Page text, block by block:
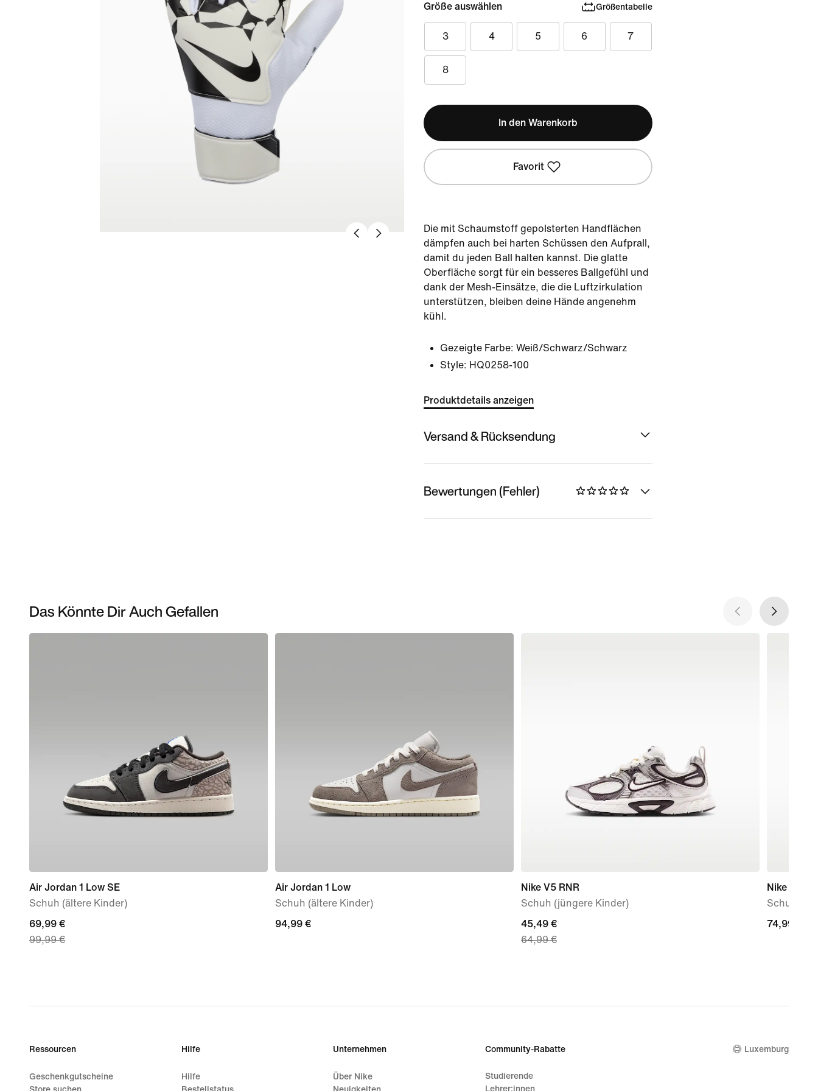
Größe auswählen Größentabelle
3 4 5 6 7
8
In den Warenkorb
Favorit
Die mit Schaumstoff gepolsterten Handflächen
dämpfen auch bei harten Schüssen den Aufprall,
damit du jeden Ball halten kannst. Die glatte
Oberfläche sorgt für ein besseres Ballgefühl und
dank der Mesh-Einsätze, die die Luftzirkulation
unterstützen, bleiben deine Hände angenehm
kühl.
Gezeigte Farbe: Weiß/Schwarz/Schwarz
Style: HQ0258-100
Produktdetails anzeigen
Versand & Rücksendung
Bewertungen (Fehler)
Das Könnte Dir Auch Gefallen
Air Jordan 1 Low SE
Schuh (ältere Kinder)
current
price
99,99 €
69,99 €
99,99 €
Air Jordan 1 Low
Schuh (ältere Kinder)
94,99 €
94,99 €
Nike V5 RNR
Schuh (jüngere Kinder)
current
price
64,99 €
45,49 €
64,99 €
Nike V5
Schuh
74,99 €
74,99 €
Ressourcen
Geschenkgutscheine
Store suchen
Hilfe
Hilfe
Bestellstatus
Unternehmen
Über Nike
Neuigkeiten
Community-Rabatte
Studierende
Lehrer:innen
Luxemburg